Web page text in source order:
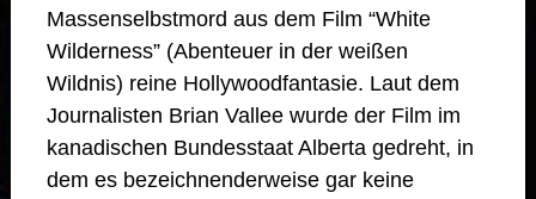
Massenselbstmord aus dem Film “White
Wilderness” (Abenteuer in der weißen
Wildnis) reine Hollywoodfantasie. Laut dem
Journalisten Brian Vallee wurde der Film im
kanadischen Bundesstaat Alberta gedreht, in
dem es bezeichnenderweise gar keine